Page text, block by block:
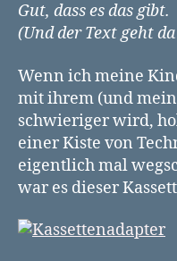
Gut, dass es das gibt.
(Und der Text geht da
Wenn ich meine
mit ihrem (und
schwieriger wird,
einer Kiste von
eigentlich mal
war es dieser